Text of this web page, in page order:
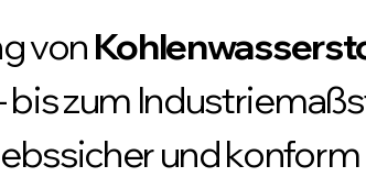
von
bis zum
und konform